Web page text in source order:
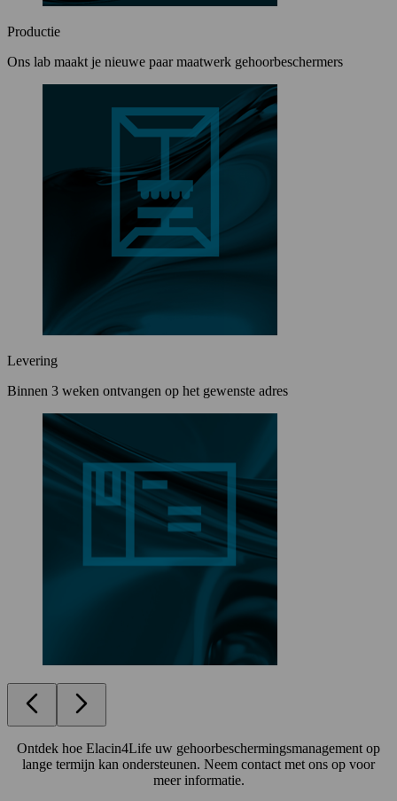
Productie
Ons lab maakt je nieuwe paar maatwerk gehoorbeschermers
Levering
Binnen 3 weken ontvangen op het gewenste adres
Ontdek hoe Elacin4Life uw gehoorbeschermingsmanagement op
lange termijn kan ondersteunen. Neem contact met ons op voor
meer informatie.